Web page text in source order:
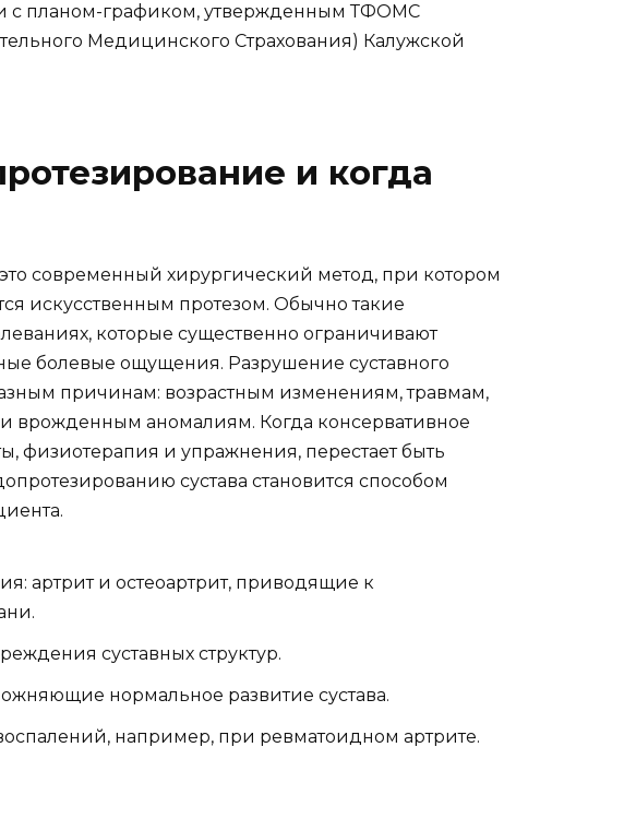
с планом-графиком, утвержденным ТФОМС
Медицинского Страхования) Калужской
и когда
современный хирургический метод, при котором
искусственным протезом. Обычно такие
которые существенно ограничивают
болевые ощущения. Разрушение суставного
причинам: возрастным изменениям, травмам,
врожденным аномалиям. Когда консервативное
физиотерапия и упражнения, перестает быть
сустава становится способом
артрит и остеоартрит, приводящие к
суставных структур.
нормальное развитие сустава.
например, при ревматоидном артрите.